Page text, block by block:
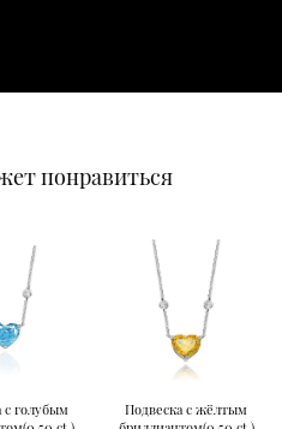
понравиться
с голубым
Подвеска с жёлтым